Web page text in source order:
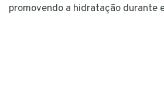
promovendo a hidratação durante